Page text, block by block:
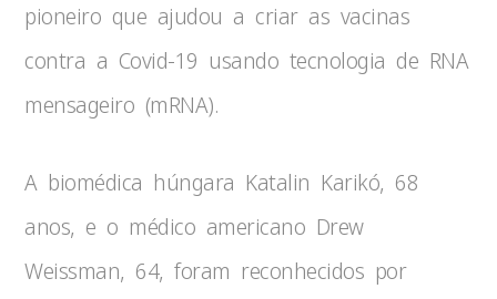
pioneiro que ajudou a criar as vacinas
contra a Covid-19 usando tecnologia de RNA
mensageiro (mRNA).
A biomédica húngara Katalin Karikó, 68
anos, e o médico americano Drew
Weissman, 64, foram reconhecidos por